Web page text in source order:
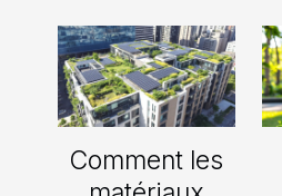
Comment les